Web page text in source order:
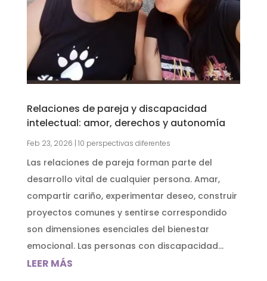
Relaciones de pareja y discapacidad
intelectual: amor, derechos y autonomía
Feb 23, 2026 | 10 perspectivas diferentes
Las relaciones de pareja forman parte del
desarrollo vital de cualquier persona. Amar,
compartir cariño, experimentar deseo, construir
proyectos comunes y sentirse correspondido
son dimensiones esenciales del bienestar
emocional. Las personas con discapacidad...
LEER MÁS